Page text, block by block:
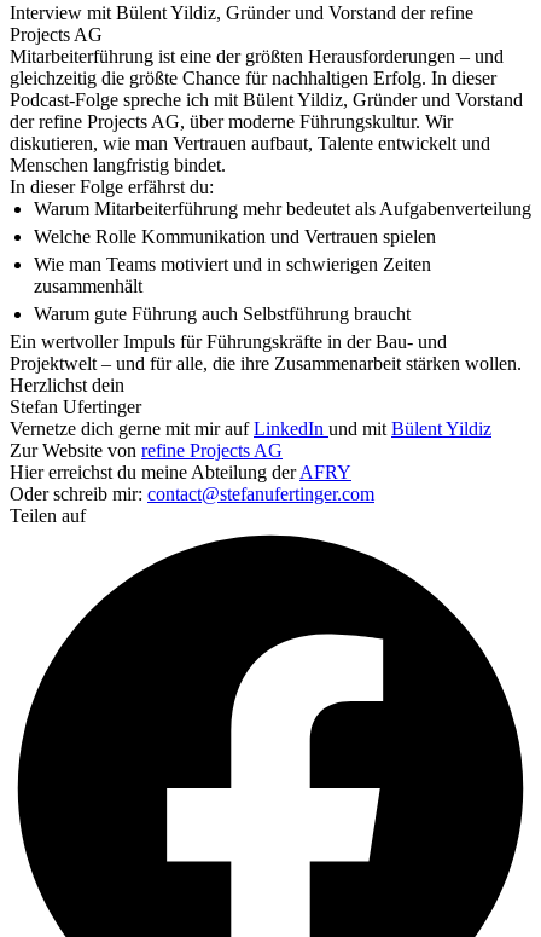
Interview mit Bülent Yildiz, Gründer und Vorstand der refine
Projects AG
Mitarbeiterführung ist eine der größten Herausforderungen – und
gleichzeitig die größte Chance für nachhaltigen Erfolg. In dieser
Podcast-Folge spreche ich mit Bülent Yildiz, Gründer und Vorstand
der refine Projects AG, über moderne Führungskultur. Wir
diskutieren, wie man Vertrauen aufbaut, Talente entwickelt und
Menschen langfristig bindet.
In dieser Folge erfährst du:
Warum Mitarbeiterführung mehr bedeutet als Aufgabenverteilung
Welche Rolle Kommunikation und Vertrauen spielen
Wie man Teams motiviert und in schwierigen Zeiten
zusammenhält
Warum gute Führung auch Selbstführung braucht
Ein wertvoller Impuls für Führungskräfte in der Bau- und
Projektwelt – und für alle, die ihre Zusammenarbeit stärken wollen.
Herzlichst dein
Stefan Ufertinger
Vernetze dich gerne mit mir aufLinkedIn und mit Bülent Yildiz
Zur Website von refine Projects AG
Hier erreichst du meine Abteilung derAFRY
Oder schreib mir: contact@stefanufertinger.com
Teilen auf